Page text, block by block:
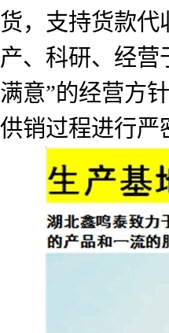
货，支持货款代
产、科研、经营
满意”的经营方
供销过程进行严